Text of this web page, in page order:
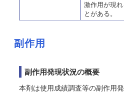
激作用が現れ
とがある。
副作用
副作用発現状況の概要
本剤は使用成績調査等の副作用